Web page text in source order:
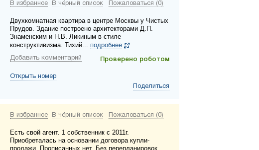
В избранное В чёрный список Пожаловаться (0)
Двухкомнатная квартира в центре Москвы у Чистых
Прудов. Здание построено архитекторами Д.П.
Знаменским и Н.В. Ликиным в стиле
конструктивизма. Тихий... подробнее
Проверено роботом
Добавить комментарий
Открыть номер
Поделиться
В избранное В чёрный список Пожаловаться (0)
Есть свой агент. 1 собственник с 2011г.
Приобреталась на основании договора купли-
продажи. Прописанных нет. Без перепланировок,